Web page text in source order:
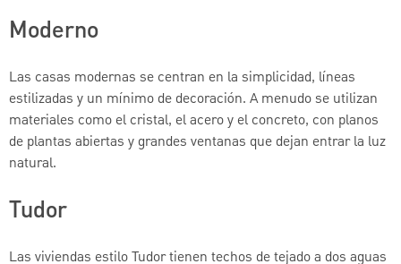
Moderno
Las casas modernas se centran en la simplicidad, líneas
estilizadas y un mínimo de decoración. A menudo se utilizan
materiales como el cristal, el acero y el concreto, con planos
de plantas abiertas y grandes ventanas que dejan entrar la luz
natural.
Tudor
Las viviendas estilo Tudor tienen techos de tejado a dos aguas